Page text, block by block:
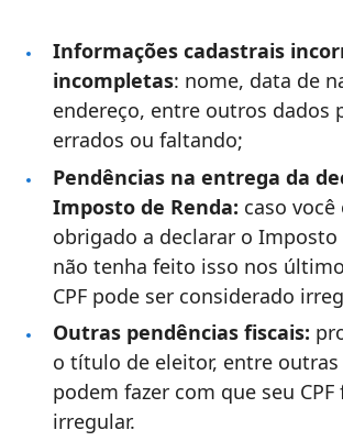
Informações cadastrais
incompletas: nome, data de
endereço, entre outros dados
errados ou faltando;
Pendências na entrega da
Imposto de Renda: caso você
obrigado a declarar o Imposto
não tenha feito isso nos
CPF pode ser considerado
Outras pendências fiscais:
o título de eleitor, entre outras
podem fazer com que seu CPF
irregular.